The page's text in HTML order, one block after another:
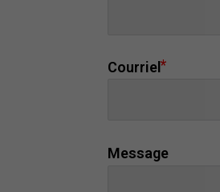
Courriel
Message